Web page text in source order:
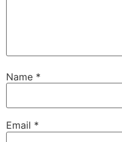
Name *
Email *